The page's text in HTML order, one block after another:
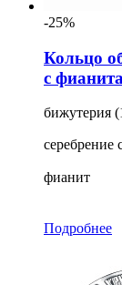
-25%
Кольцо
с
бижутерия
серебрение
фианит
Подробнее